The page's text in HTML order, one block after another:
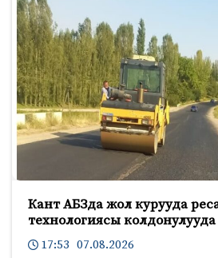
Кант АБЗда жол курууда
технологиясы колдонулууда
17:53 07.08.2026